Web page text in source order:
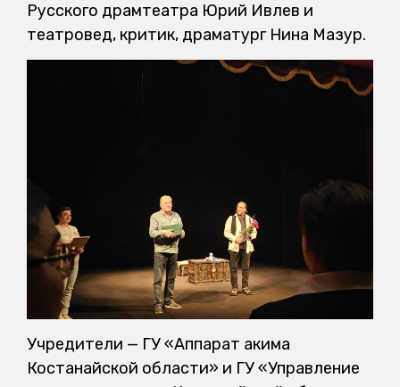
Русского драмтеатра Юрий Ивлев и
театровед, критик, драматург Нина Мазур.
Учредители — ГУ «Аппарат акима
Костанайской области» и ГУ «Управление